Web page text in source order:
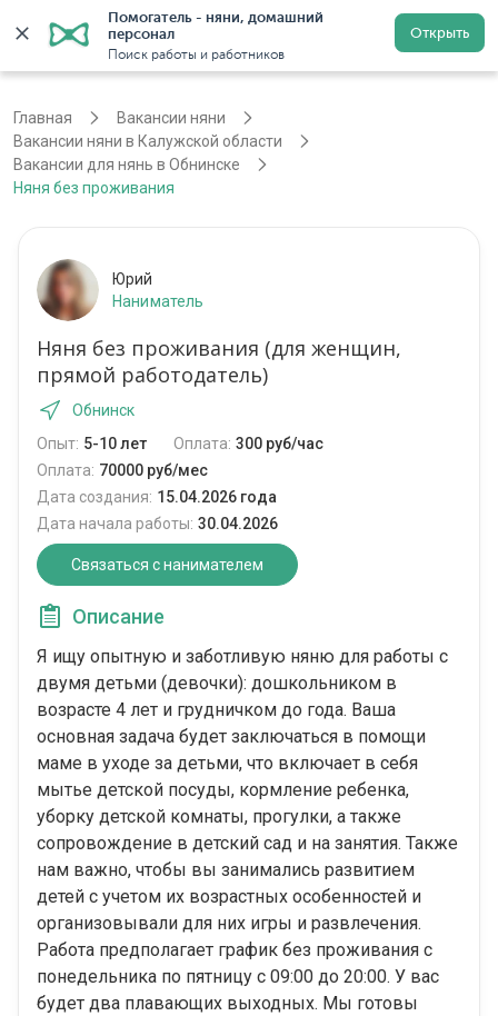
Помогатель - няни, домашний
персонал
Поиск работы и работников
Открыть
Регистрация
Главная
Вакансии няни
Вакансии няни в Калужской области
Вакансии для нянь в Обнинске
Няня без проживания
Юрий
Наниматель
Няня без проживания (для женщин,
прямой работодатель)
Обнинск
Опыт: 5-10 лет Оплата: 300 руб/час
Оплата: 70000 руб/мес
Дата создания: 15.04.2026 года
Дата начала работы: 30.04.2026
Связаться с нанимателем
Описание
Я ищу опытную и заботливую няню для работы с
двумя детьми (девочки): дошкольником в
возрасте 4 лет и грудничком до года. Ваша
основная задача будет заключаться в помощи
маме в уходе за детьми, что включает в себя
мытье детской посуды, кормление ребенка,
уборку детской комнаты, прогулки, а также
сопровождение в детский сад и на занятия. Также
нам важно, чтобы вы занимались развитием
детей с учетом их возрастных особенностей и
организовывали для них игры и развлечения.
Работа предполагает график без проживания с
понедельника по пятницу с 09:00 до 20:00. У вас
будет два плавающих выходных. Мы готовы